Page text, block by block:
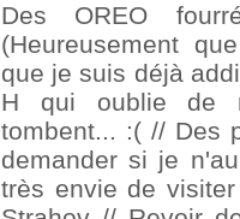
Des OREO
(Heureusement
que je suis déjà
H qui oublie de
tombent... :( // Des
demander si je
très envie de